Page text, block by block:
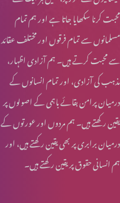
محبت کرنا سکھایا جاتا ہے اور ہم تمام
مسلمانوں سے تمام فرقوں اور مختلف عقائد
سے محبت کرتے ہیں۔ ہم آزادی اظہار،
مذہب کی آزادی، اور تمام انسانوں کے
درمیان پرامن بقائے باہمی کے اصولوں پر
یقین رکھتے ہیں۔ ہم مردوں اور عورتوں کے
درمیان برابری پر بھی یقین رکھتے ہیں، اور
ہم انسانی حقوق پر یقین رکھتے ہیں۔